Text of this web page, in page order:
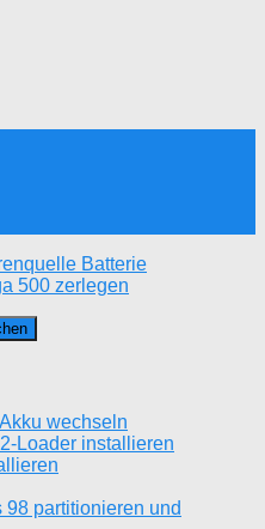
Batterie
500 zerlegen
wechseln
Loader installieren
98 partitionieren und